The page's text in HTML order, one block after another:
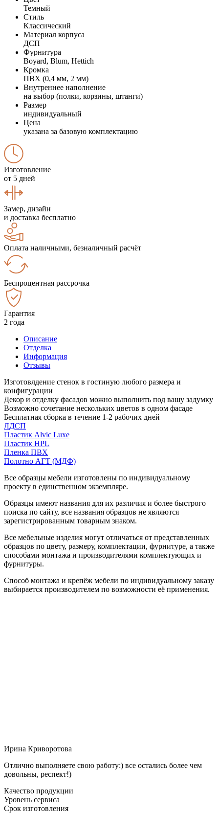
Темный
Стиль
Классический
Материал корпуса
ДСП
Фурнитура
Boyard, Blum, Hettich
Кромка
ПВХ (0,4 мм, 2 мм)
Внутреннее наполнение
на выбор (полки, корзины, штанги)
Размер
индивидуальный
Цена
указана за базовую комплектацию
Изготовление
от 5 дней
Замер, дизайн
и доставка бесплатно
Оплата наличными, безналичный расчёт
Беспроцентная рассрочка
Гарантия
2 года
Описание
Отделка
Информация
Отзывы
Изготовлдение стенок в гостиную любого размера и
конфигурации
Декор и отделку фасадов можно выполнить под вашу задумку
Возможно сочетание нескольких цветов в одном фасаде
Бесплатная сборка в течение 1-2 рабочих дней
ЛДСП
Пластик Alvic Luxe
Пластик HPL
Пленка ПВХ
Полотно АГТ (МДФ)
Все образцы мебели изготовлены по индивидуальному
проекту в единственном экземпляре.
Образцы имеют названия для их различия и более быстрого
поиска по сайту, все названия образцов не являются
зарегистрированным товарным знаком.
Все мебельные изделия могут отличаться от представленных
образцов по цвету, размеру, комплектации, фурнитуре, а также
способами монтажа и производителями комплектующих и
фурнитуры.
Способ монтажа и крепёж мебели по индивидуальному заказу
выбирается производителем по возможности её применения.
Ирина Криворотова
Отлично выполняете свою работу:) все остались более чем
довольны, респект!)
Качество продукции
Уровень сервиса
Срок изготовления